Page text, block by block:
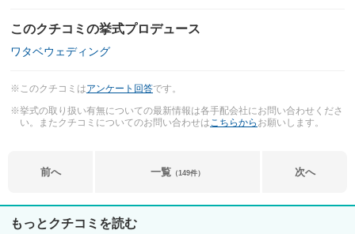
このクチコミの挙式プロデュース
ワタベウェディング
※このクチコミはアンケート回答です。
※挙式の取り扱い有無についての最新情報は各手配会社にお問い合わせくださ
い。またクチコミについてのお問い合わせはこちらから お願いします。
前へ 一覧 （149件） 次へ
もっとクチコミを読む